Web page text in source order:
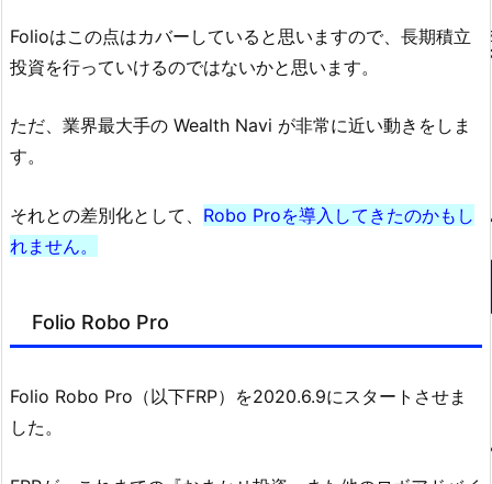
Folioはこの点はカバーしていると思いますので、長期積立
投資を行っていけるのではないかと思います。
ただ、業界最大手の Wealth Navi が非常に近い動きをしま
す。
それとの差別化として、 Robo Proを導入してきたのかもし
れません。
Folio Robo Pro
Folio Robo Pro（以下FRP）を2020.6.9にスタートさせま
した。